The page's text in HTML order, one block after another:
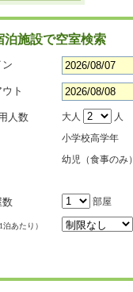
泊施設で空室検索
ト
人数 大人
人
小学校高学年
幼児（食事のみ）
数 部屋
泊あたり）